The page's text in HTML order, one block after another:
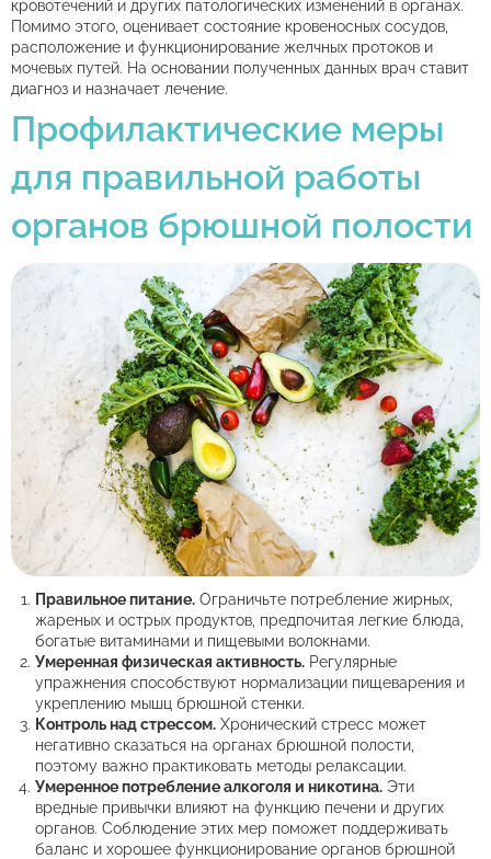
кровотечений и других патологических изменений в органах.
Помимо этого, оценивает состояние кровеносных сосудов,
расположение и функционирование желчных протоков и
мочевых путей. На основании полученных данных врач ставит
диагноз и назначает лечение.
Профилактические меры
для правильной работы
органов брюшной полости
Правильное питание. Ограничьте потребление жирных,
жареных и острых продуктов, предпочитая легкие блюда,
богатые витаминами и пищевыми волокнами.
Умеренная физическая активность. Регулярные
упражнения способствуют нормализации пищеварения и
укреплению мышц брюшной стенки.
Контроль над стрессом. Хронический стресс может
негативно сказаться на органах брюшной полости,
поэтому важно практиковать методы релаксации.
Умеренное потребление алкоголя и никотина. Эти
вредные привычки влияют на функцию печени и других
органов. Соблюдение этих мер поможет поддерживать
баланс и хорошее функционирование органов брюшной